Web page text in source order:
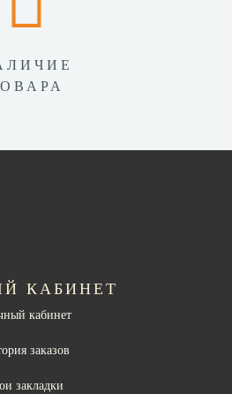
КАБИНЕТ
кабинет
заказов
закладки